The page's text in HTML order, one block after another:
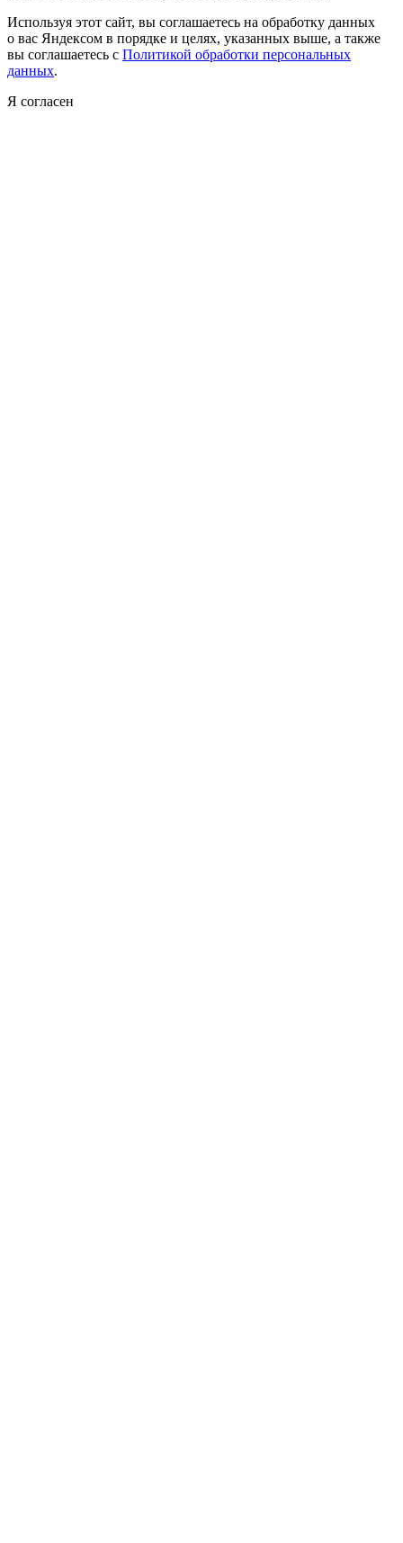
Используя этот сайт, вы соглашаетесь на обработку данных
о вас Яндексом в порядке и целях, указанных выше, а также
вы соглашаетесь с Политикой обработки персональных
данных.
Я согласен